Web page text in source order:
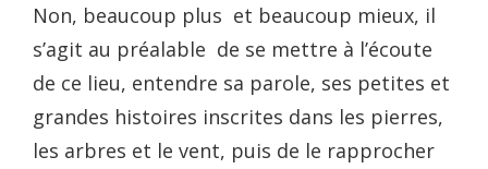
Non, beaucoup plus et beaucoup mieux, il
s’agit au préalable de se mettre à l’écoute
de ce lieu, entendre sa parole, ses petites et
grandes histoires inscrites dans les pierres,
les arbres et le vent, puis de le rapprocher